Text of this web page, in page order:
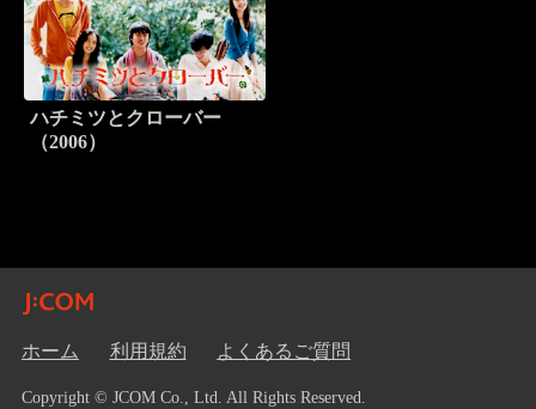
ハチミツとクローバー
（2006）
ホーム 利用規約 よくあるご質問
Copyright © JCOM Co., Ltd. All Rights Reserved.